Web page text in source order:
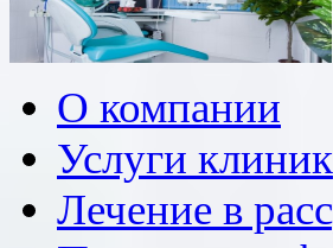
О компании
Услуги клиник
Лечение в